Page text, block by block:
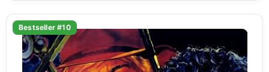
Bestseller #10